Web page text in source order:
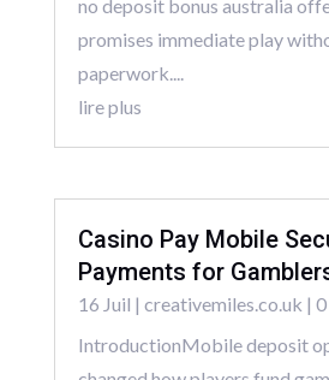
no deposit bonus australia
promises immediate play
paperwork....
lire plus
Casino Pay Mobile
Payments for
16 Juil | creativemiles.co.uk |
IntroductionMobile deposit